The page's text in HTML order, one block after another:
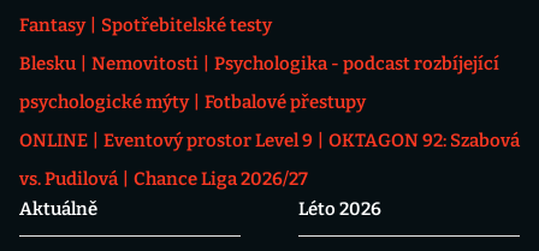
Fantasy
Spotřebitelské testy
Blesku
Nemovitosti
Psychologika - podcast rozbíjející
psychologické mýty
Fotbalové přestupy
ONLINE
Eventový prostor Level 9
OKTAGON 92: Szabová
vs. Pudilová
Chance Liga 2026/27
Aktuálně
Léto 2026